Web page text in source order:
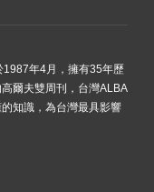
1987年4月，擁有35年歷
爾夫雙周刊，台灣ALBA
知識，為台灣最具影響